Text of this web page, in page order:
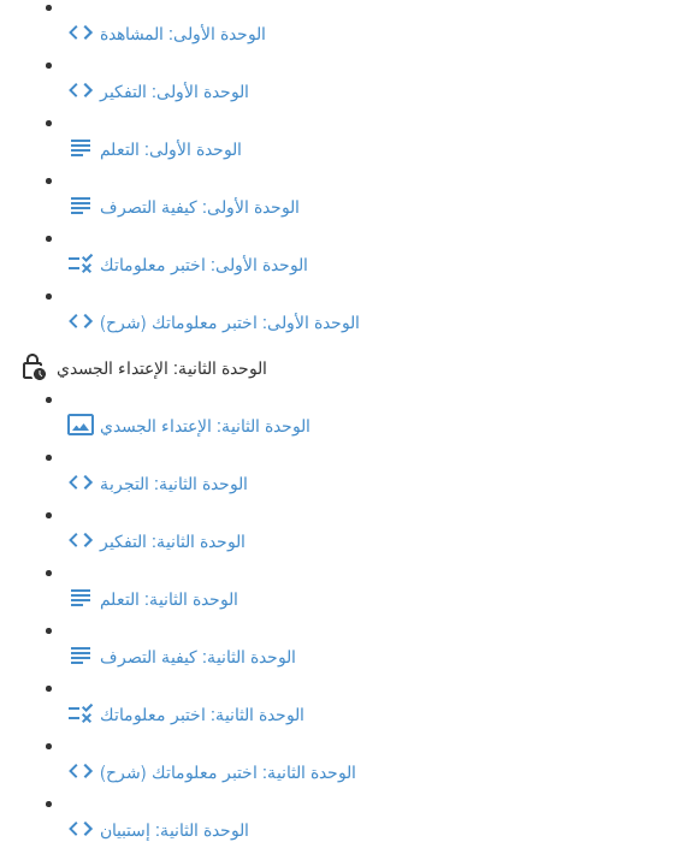
الوحدة الأولى: المشاهدة
الوحدة الأولى: التفكير
الوحدة الأولى: التعلم
الوحدة الأولى: كيفية التصرف
الوحدة الأولى: اختبر معلوماتك
(شرح) الوحدة الأولى: اختبر معلوماتك
الوحدة الثانية: الإعتداء الجسدي
الوحدة الثانية: الإعتداء الجسدي
الوحدة الثانية: التجربة
الوحدة الثانية: التفكير
الوحدة الثانية: التعلم
الوحدة الثانية: كيفية التصرف
الوحدة الثانية: اختبر معلوماتك
(شرح) الوحدة الثانية: اختبر معلوماتك
الوحدة الثانية: إستبيان